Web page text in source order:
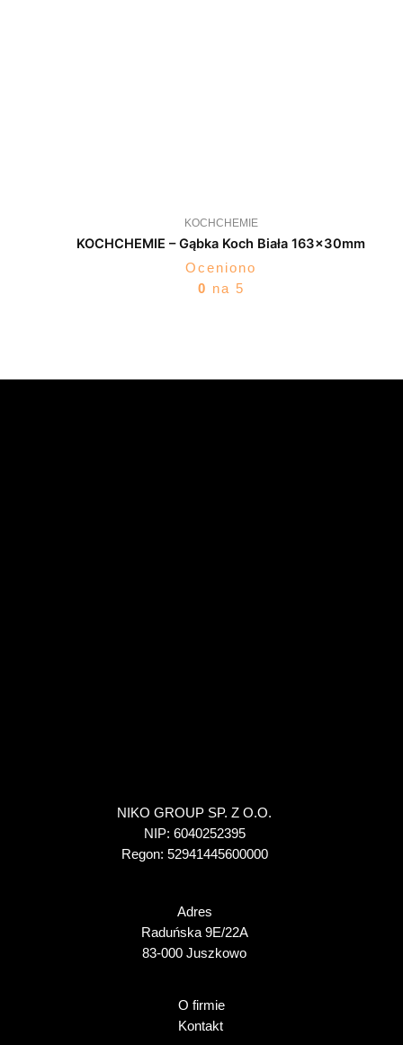
KOCHCHEMIE
KOCHCHEMIE – Gąbka Koch Biała 163x30mm
Oceniono
0 na 5
NIKO GROUP SP. Z O.O.
NIP: 6040252395
Regon: 52941445600000
Adres
Raduńska 9E/22A
83-000 Juszkowo
O firmie
Kontakt